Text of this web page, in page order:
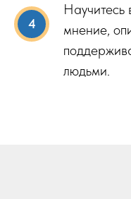
Научитесь
мнение,
людьми.